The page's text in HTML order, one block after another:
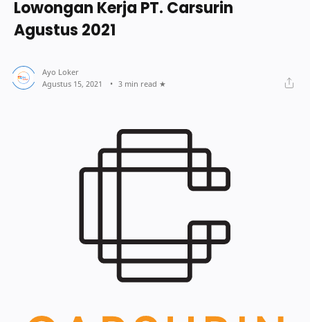
Lowongan Kerja PT. Carsurin
Agustus 2021
3 min read